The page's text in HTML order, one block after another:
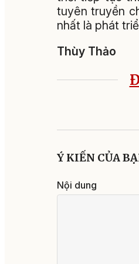
tuyên truyền
nhất là phát
Thùy Thảo
Ý KIẾN CỦA
Nội dung